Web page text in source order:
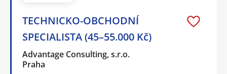
TECHNICKO-OBCHODNÍ
SPECIALISTA (45–55.000 Kč)
Advantage Consulting, s.r.o.
Praha